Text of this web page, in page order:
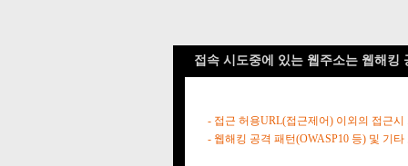
접속 시도중에 있는 웹주소는 웹해킹
- 접근 허용URL(접근제어) 이외의 접근시
- 웹해킹 공격 패턴(OWASP10 등) 및 기